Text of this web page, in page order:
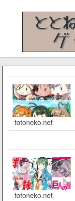
totoneko.net
totoneko.net